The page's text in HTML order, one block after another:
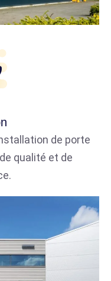
de porte
qualité et de